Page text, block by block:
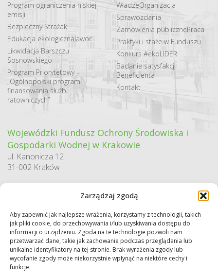
Zarządzaj zgodą
Aby zapewnić jak najlepsze wrażenia, korzystamy z technologii, takich
jak pliki cookie, do przechowywania i/lub uzyskiwania dostępu do
informacji o urządzeniu. Zgoda na te technologie pozwoli nam
przetwarzać dane, takie jak zachowanie podczas przeglądania lub
unikalne identyfikatory na tej stronie. Brak wyrażenia zgody lub
wycofanie zgody może niekorzystnie wpłynąć na niektóre cechy i
funkcje.
Program ograniczenia niskiej
emisji
Bezpieczny Strażak
Edukacja ekologicznaJawor
Likwidacja Barszczu
Sosnowskiego
Program Priorytetowy –
„Ogólnopolski program
finansowania służb
ratowniczych”
WładzeOrganizacja
Sprawozdania
Zamówienia publicznePraca
Praktyki i staże w Funduszu
Konkurs #ekoLIDER
Badanie satysfakcji
Beneficjenta
Kontakt
Wojewódzki Fundusz Ochrony Środowiska i
Gospodarki Wodnej w Krakowie
ul. Kanonicza 12
31-002 Kraków
Sekretariat / Dziennik podawczy
tel.: 12 422 94 90
e-mail:biuro@wfos.krakow.pl